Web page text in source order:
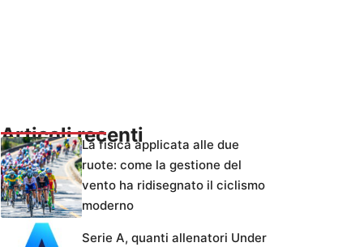
Articoli recentiLa fisica applicata alle due
ruote: come la gestione del
vento ha ridisegnato il ciclismo
moderno
Serie A, quanti allenatori Under